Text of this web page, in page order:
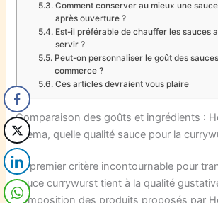
Comment conserver au mieux une
après ouverture ?
Est-il préférable de chauffer les sauces
servir ?
Peut-on personnaliser le goût des
commerce ?
Ces articles devraient vous plaire
Comparaison des goûts et ingrédients :
Crema, quelle qualité sauce pour la
Le premier critère incontournable pour
sauce currywurst tient à la qualité